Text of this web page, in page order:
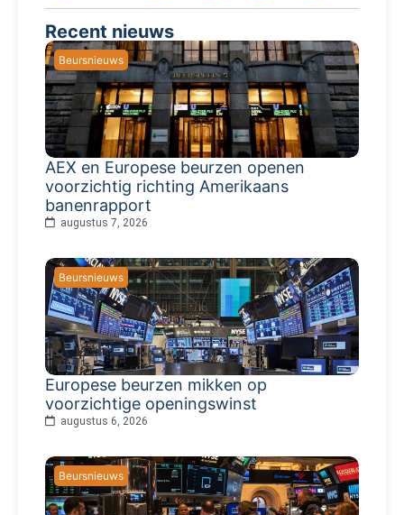
Recent nieuws
Beursnieuws
AEX en Europese beurzen openen
voorzichtig richting Amerikaans
banenrapport
augustus 7, 2026
Beursnieuws
Europese beurzen mikken op
voorzichtige openingswinst
augustus 6, 2026
Beursnieuws